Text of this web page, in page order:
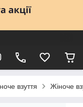
взуття Жіноче